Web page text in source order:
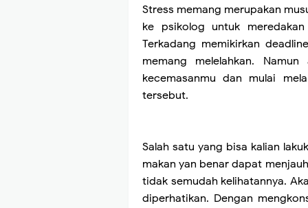
Stress memang merupakan
ke psikolog untuk
Terkadang memikirkan
memang melelahkan.
kecemasanmu dan mulai
tersebut.
Salah satu yang bisa kalian
makan yan benar dapat
tidak semudah kelihatannya.
diperhatikan. Dengan